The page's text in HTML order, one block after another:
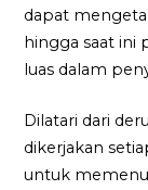
dapat
hingga saat ini
luas dalam
Dilatari dari
dikerjakan
untuk